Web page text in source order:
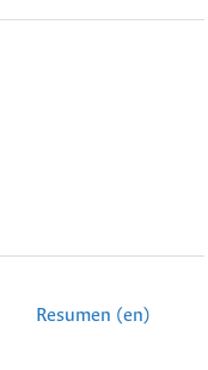
Resumen (en)